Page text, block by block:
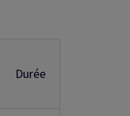
Durée